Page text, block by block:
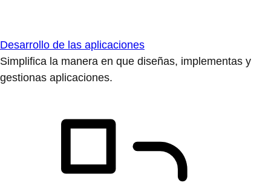
Desarrollo de las aplicaciones
Simplifica la manera en que diseñas, implementas y
gestionas aplicaciones.